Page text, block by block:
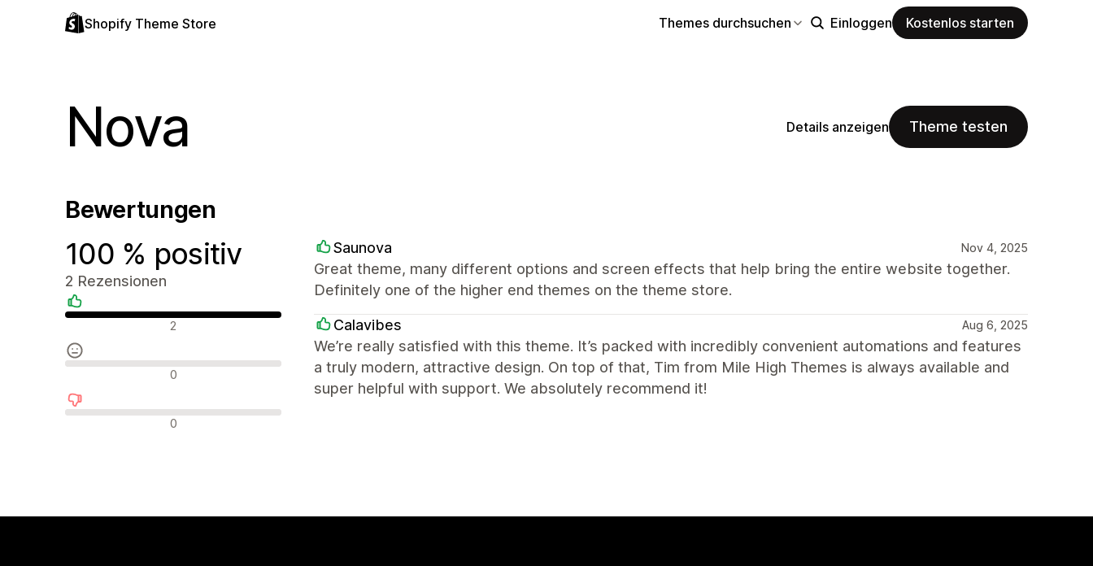
Shopify Theme Store Themes durchsuchen Einloggen Kostenlos starten
Nova Details anzeigen Theme testen
Bewertungen
100 % positiv
2 Rezensionen
Positive Bewertungen
2
Neutrale Bewertungen
0
Negative Bewertungen
0
Saunova Nov 4, 2025
Great theme, many different options and screen effects that help bring the entire website together.
Definitely one of the higher end themes on the theme store.
Calavibes Aug 6, 2025
We’re really satisfied with this theme. It’s packed with incredibly convenient automations and features
a truly modern, attractive design. On top of that, Tim from Mile High Themes is always available and
super helpful with support. We absolutely recommend it!